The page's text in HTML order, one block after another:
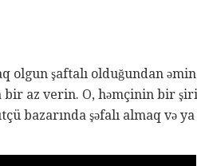
olgun şaftalı olduğundan
bir az verin. O, həmçinin bir
bazarında şəfalı almaq və